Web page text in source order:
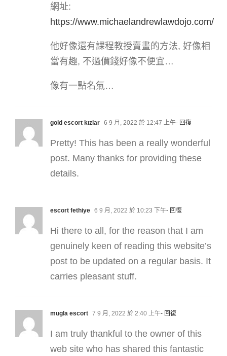
網址:
https://www.michaelandrewlawdojo.com/
他好像還有課程教授賣畫的方法, 好像相
當有趣, 不過價錢好像不便宜…
像有一點名氣…
gold escort kızlar 6 9 月, 2022 於 12:47 上午- 回復
Pretty! This has been a really wonderful
post. Many thanks for providing these
details.
escort fethiye 6 9 月, 2022 於 10:23 下午- 回復
Hi there to all, for the reason that I am
genuinely keen of reading this website’s
post to be updated on a regular basis. It
carries pleasant stuff.
mugla escort 7 9 月, 2022 於 2:40 上午- 回復
I am truly thankful to the owner of this
web site who has shared this fantastic